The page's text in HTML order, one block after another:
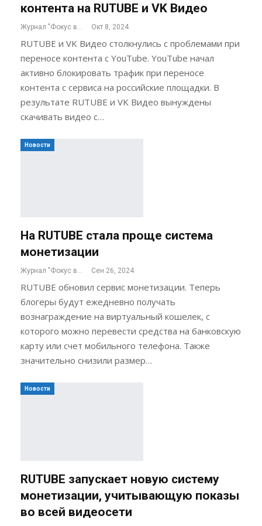
контента на RUTUBE и VK Видео
Окт 8, 2024
RUTUBE и VK Видео столкнулись с проблемами при
переносе контента с YouTube. YouTube начал
активно блокировать трафик при переносе
контента с сервиса на российские площадки. В
результате RUTUBE и VK Видео вынуждены
скачивать видео с…
Новости
На RUTUBE стала проще система
монетизации
Журнал "Фокус внимания" Сен 26, 2024
RUTUBE обновил сервис монетизации. Теперь
блогеры будут ежедневно получать
вознаграждение на виртуальный кошелек, с
которого можно перевести средства на банковскую
карту или счет мобильного телефона. Также
значительно снизили размер…
Новости
RUTUBE запускает новую систему
монетизации, учитывающую показы
во всей видеосети